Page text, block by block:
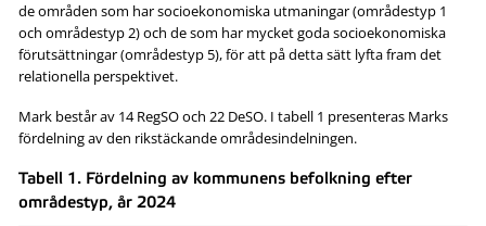
de områden som har socioekonomiska utmaningar (områdestyp 1
och områdestyp 2) och de som har mycket goda socioekonomiska
förutsättningar (områdestyp 5), för att på detta sätt lyfta fram det
relationella perspektivet.
Mark består av 14 RegSO och 22 DeSO. I tabell 1 presenteras Marks
fördelning av den rikstäckande områdesindelningen.
Tabell 1. Fördelning av kommunens befolkning efter
områdestyp, år 2024